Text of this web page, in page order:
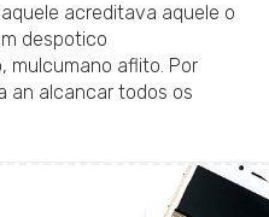
acreditava aquele o
despotico
mulcumano aflito. Por
an alcancar todos os